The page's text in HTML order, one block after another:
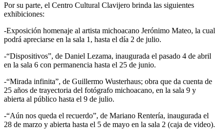
Por su parte, el Centro Cultural Clavijero brinda las siguientes
exhibiciones:
-Exposición homenaje al artista michoacano Jerónimo Mateo, la cual
podrá apreciarse en la sala 1, hasta el día 2 de julio.
-“Dispositivos”, de Daniel Lezama, inaugurada el pasado 4 de abril
en la sala 6 con permanencia hasta el 25 de junio.
-“Mirada infinita”, de Guillermo Wusterhaus; obra que da cuenta de
25 años de trayectoria del fotógrafo michoacano, en la sala 9 y
abierta al público hasta el 9 de julio.
-“Aún nos queda el recuerdo”, de Mariano Rentería, inaugurada el
28 de marzo y abierta hasta el 5 de mayo en la sala 2 (caja de video).